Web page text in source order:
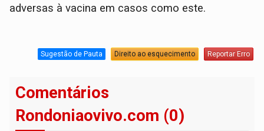
adversas à vacina em casos como este.
Sugestão de Pauta Direito ao esquecimento Reportar Erro
Comentários
Rondoniaovivo.com (0)